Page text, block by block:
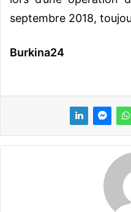
septembre 2018,
Burkina24